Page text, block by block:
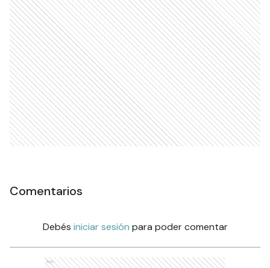
Comentarios
Debés iniciar sesión para poder comentar
Ads